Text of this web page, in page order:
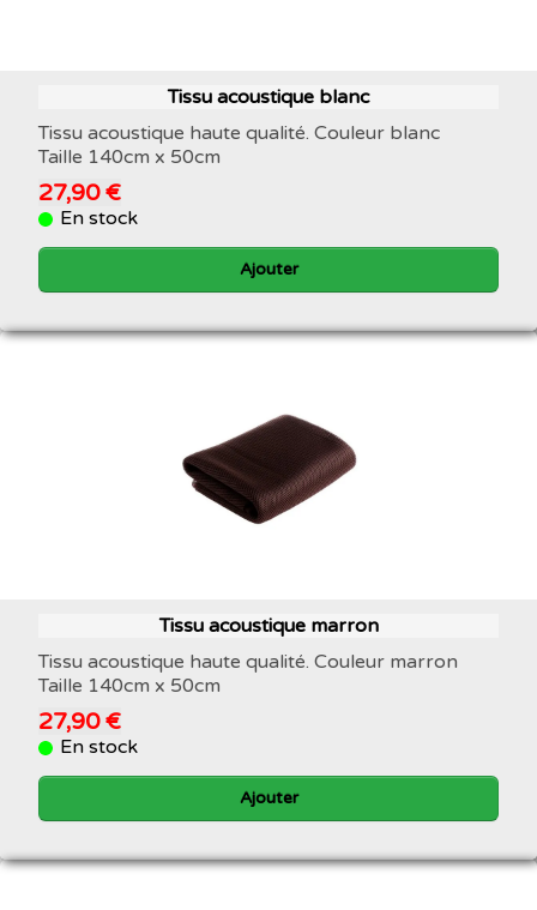
Tissu acoustique blanc
Tissu acoustique haute qualité. Couleur blanc
Taille 140cm x 50cm
27,90 €
En stock
Ajouter
Tissu acoustique marron
Tissu acoustique haute qualité. Couleur marron
Taille 140cm x 50cm
27,90 €
En stock
Ajouter